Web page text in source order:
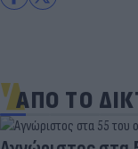
ΑΠΟ ΤΟ